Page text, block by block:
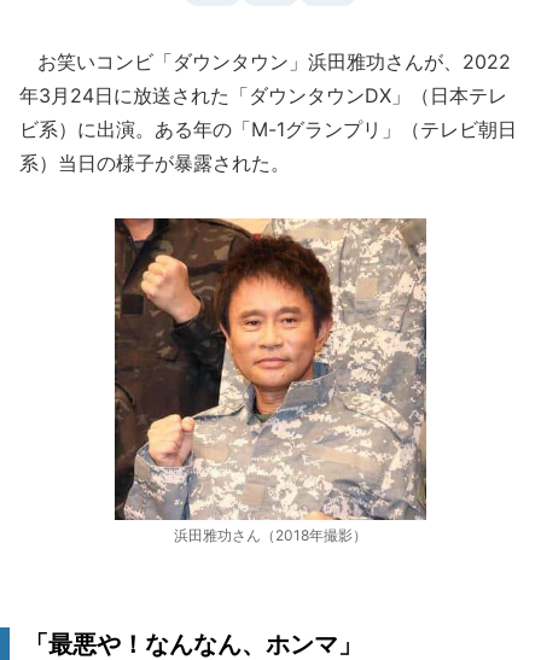
お笑いコンビ「ダウンタウン」浜田雅功さんが、2022
年3月24日に放送された「ダウンタウンDX」（日本テレ
ビ系）に出演。ある年の「M-1グランプリ」（テレビ朝日
系）当日の様子が暴露された。
浜田雅功さん（2018年撮影）
「最悪や！なんなん、ホンマ」